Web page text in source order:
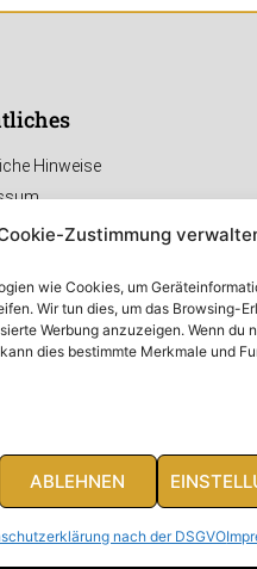
Zustimmung
wie Cookies, um
Wir tun dies, um das Browsing-
Werbung anzuzeigen. Wenn du
dies bestimmte Merkmale und
ABLEHNEN
nach der DSGVO
Hinweise